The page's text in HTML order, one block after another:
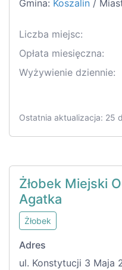
Gmina: Koszalin /
Liczba miejsc:
Opłata miesięczna:
Wyżywienie dziennie:
Ostatnia aktualizacja: 25
Żłobek Miejski
Agatka
Żłobek
Adres
ul. Konstytucji 3 Maja